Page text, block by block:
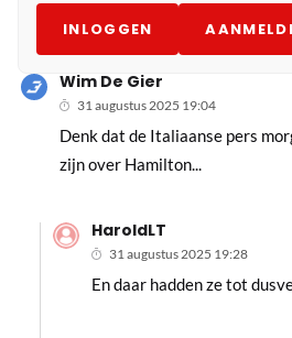
INLOGGEN
Wim De Gier
31 augustus 2025 19:04
Denk dat de Italiaanse pers
zijn over Hamilton...
HaroldLT
31 augustus 2025 19:28
En daar hadden ze tot